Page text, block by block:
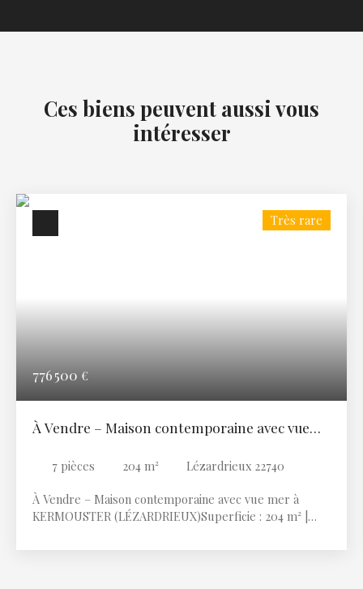
Ces biens peuvent aussi vous
intéresser
776 500 €
Très rare
À Vendre – Maison contemporaine avec vue
7 pièces 204 m² Lézardrieux 22740
À Vendre – Maison contemporaine avec vue mer à
KERMOUSTER (LÉZARDRIEUX)Superficie : 204 m² |
paisible, au cœur du charmant hameau de